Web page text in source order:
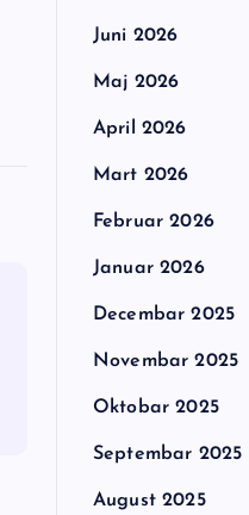
Juni 2026
Maj 2026
April 2026
Mart 2026
Februar 2026
Januar 2026
Decembar 2025
Novembar 2025
Oktobar 2025
Septembar 2025
August 2025